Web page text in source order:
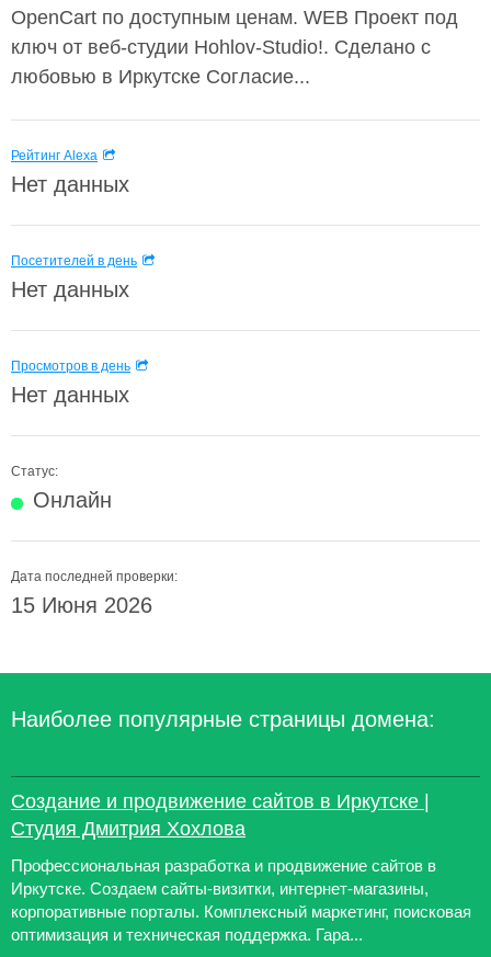
OpenCart по доступным ценам. WEB Проект под
ключ от веб-студии Hohlov-Studio!. Сделано с
любовью в Иркутске Согласие...
Рейтинг Alexa
Нет данных
Посетителей в день
Нет данных
Просмотров в день
Нет данных
Статус:
Онлайн
Дата последней проверки:
15 Июня 2026
Наиболее популярные страницы домена:
Создание и продвижение сайтов в Иркутске |
Студия Дмитрия Хохлова
Профессиональная разработка и продвижение сайтов в
Иркутске. Создаем сайты-визитки, интернет-магазины,
корпоративные порталы. Комплексный маркетинг, поисковая
оптимизация и техническая поддержка. Гара...